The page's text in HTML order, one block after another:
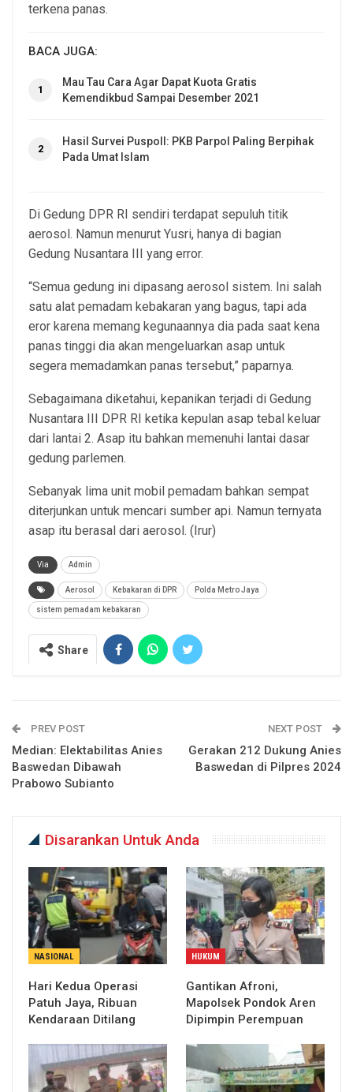
terkena panas.
BACA JUGA:
1
Mau Tau Cara Agar Dapat Kuota Gratis
Kemendikbud Sampai Desember 2021
2
Hasil Survei Puspoll: PKB Parpol Paling Berpihak
Pada Umat Islam
Di Gedung DPR RI sendiri terdapat sepuluh titik
aerosol. Namun menurut Yusri, hanya di bagian
Gedung Nusantara III yang error.
“Semua gedung ini dipasang aerosol sistem. Ini salah
satu alat pemadam kebakaran yang bagus, tapi ada
eror karena memang kegunaannya dia pada saat kena
panas tinggi dia akan mengeluarkan asap untuk
segera memadamkan panas tersebut,” paparnya.
Sebagaimana diketahui, kepanikan terjadi di Gedung
Nusantara III DPR RI ketika kepulan asap tebal keluar
dari lantai 2. Asap itu bahkan memenuhi lantai dasar
gedung parlemen.
Sebanyak lima unit mobil pemadam bahkan sempat
diterjunkan untuk mencari sumber api. Namun ternyata
asap itu berasal dari aerosol. (Irur)
Via Admin
Aerosol Kebakaran di DPR Polda Metro Jaya
sistem pemadam kebakaran
Share
PREV POST
Median: Elektabilitas Anies
Baswedan Dibawah
Prabowo Subianto
NEXT POST
Gerakan 212 Dukung Anies
Baswedan di Pilpres 2024
Disarankan Untuk Anda
NASIONAL
Hari Kedua Operasi
Patuh Jaya, Ribuan
Kendaraan Ditilang
HUKUM
Gantikan Afroni,
Mapolsek Pondok Aren
Dipimpin Perempuan